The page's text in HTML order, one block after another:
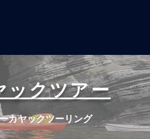
ックツアー
カヤックツーリング